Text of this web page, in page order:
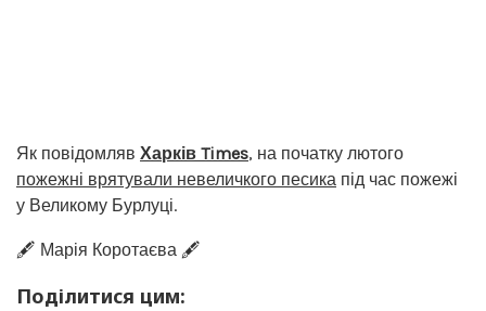
Як повідомляв Харків Times, на початку лютого
пожежні врятували невеличкого песика під час пожежі
у Великому Бурлуці.
🖋️ Марія Коротаєва 🖋️
Поділитися цим: